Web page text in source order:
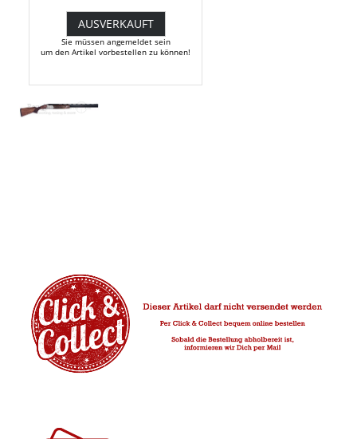
AUSVERKAUFT
Sie müssen angemeldet sein
um den Artikel vorbestellen zu können!